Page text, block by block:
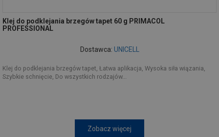
Klej do podklejania brzegów tapet 60 g PRIMACOL
PROFESSIONAL
Dostawca: UNICELL
Klej do podklejania brzegów tapet, Łatwa aplikacja, Wysoka siła wiązania,
Szybkie schnięcie, Do wszystkich rodzajów...
Zobacz więcej